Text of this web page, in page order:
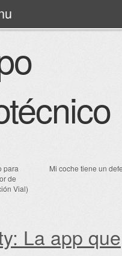
Psicotécnico
para
de
Vial)
Mi coche tiene un
La app que